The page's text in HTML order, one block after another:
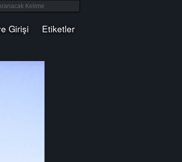
Girişi Etiketler